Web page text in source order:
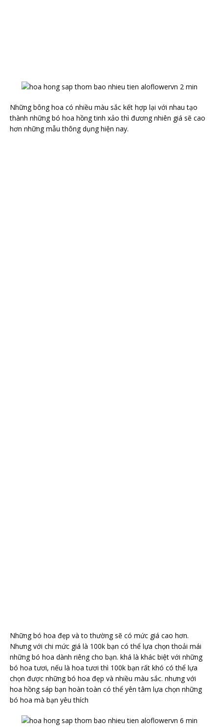
Những bông hoa có nhiều màu sắc kết hợp lại với nhau tạo
thành những bó hoa hồng tinh xảo thì đương nhiên giá sẽ cao
hơn những mẫu thông dụng hiện nay.
Những bó hoa đẹp và to thường sẽ có mức giá cao hơn.
Nhưng với chi mức giá là 100k bạn có thể lựa chọn thoải mái
những bó hoa dành riêng cho bạn. khá là khác biệt với những
bó hoa tươi, nếu là hoa tươi thì 100k bạn rất khó có thể lựa
chọn được những bó hoa đẹp và nhiều màu sắc. nhưng với
hoa hồng sáp bạn hoàn toàn có thể yên tâm lựa chọn những
bó hoa mà bạn yêu thích